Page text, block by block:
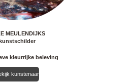
MEULENDIJKS
kunstschilder
kleurrijke beleving
kunstenaar